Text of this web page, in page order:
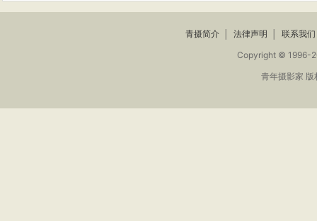
青摄简介 法律声明 联系我们
Copyright © 1996-
青年摄影家